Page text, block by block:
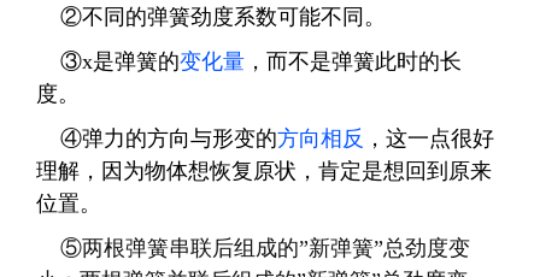
②不同的弹簧劲度系数可能不同。
③x是弹簧的变化量 ，而不是弹簧此时的长
度。
④弹力的方向与形变的方向相反 ，这一点很好
理解，因为物体想恢复原状，肯定是想回到原来
位置。
⑤两根弹簧串联后组成的”新弹簧”总劲度变